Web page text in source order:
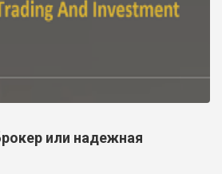
или надежная